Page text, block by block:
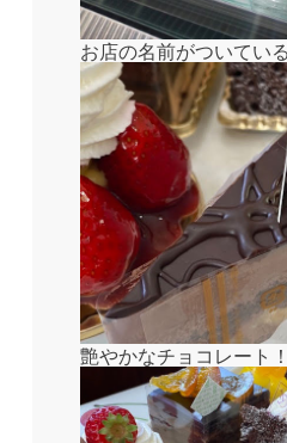
お店の名前がついてい
艶やかなチョコレート！